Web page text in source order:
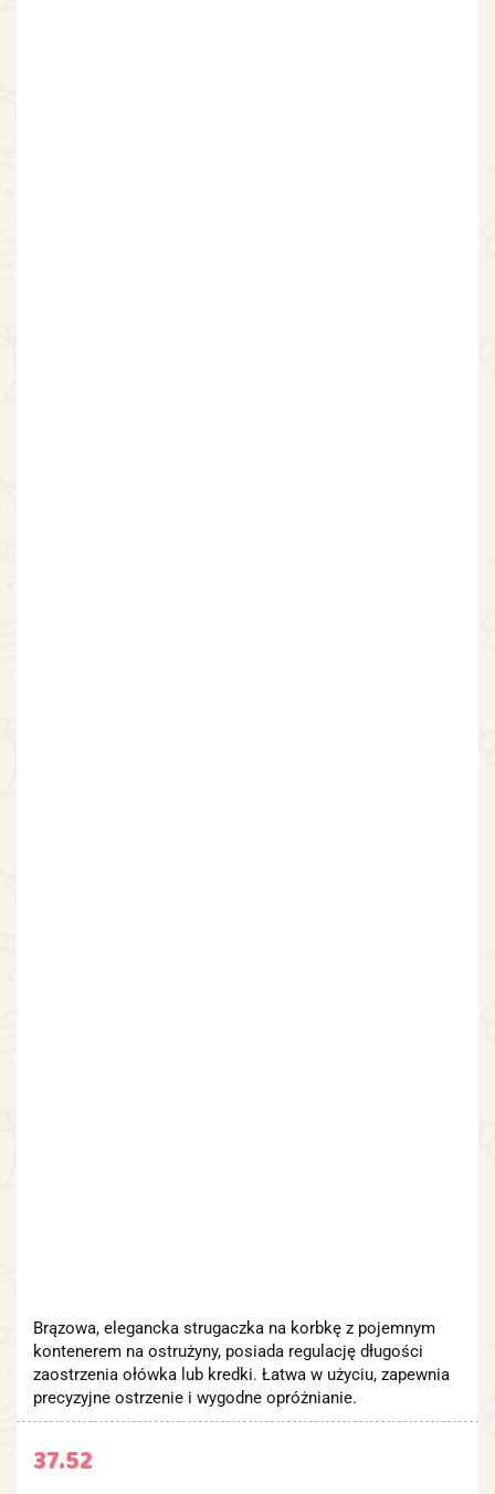
Brązowa, elegancka strugaczka na korbkę z pojemnym
kontenerem na ostrużyny, posiada regulację długości
zaostrzenia ołówka lub kredki. Łatwa w użyciu, zapewnia
precyzyjne ostrzenie i wygodne opróżnianie.
37.52